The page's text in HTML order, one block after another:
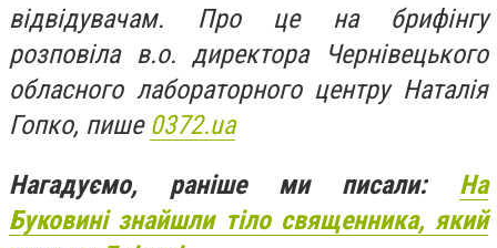
відвідувачам. Про це на брифінгу
розповіла в.о. директора Чернівецького
обласного лабораторного центру Наталія
Гопко, пише 0372.ua
Нагадуємо, раніше ми писали: На
Буковині знайшли тіло священника, який